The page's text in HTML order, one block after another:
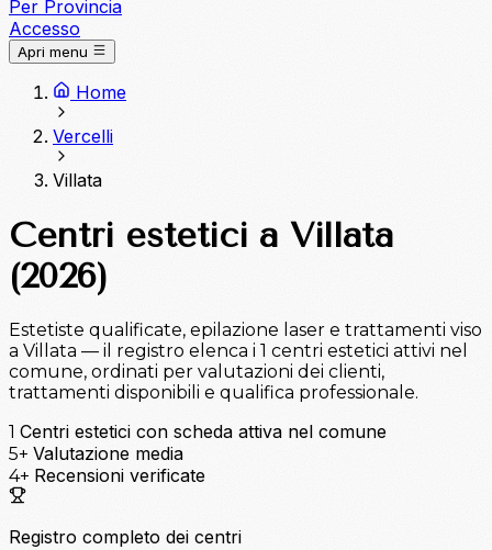
Per Provincia
Accesso
Apri menu
Home
Vercelli
Villata
Centri estetici a Villata
(2026)
Estetiste qualificate, epilazione laser e trattamenti viso
a Villata — il registro elenca i 1 centri estetici attivi nel
comune, ordinati per valutazioni dei clienti,
trattamenti disponibili e qualifica professionale.
1 Centri estetici con scheda attiva nel comune
5+ Valutazione media
4+ Recensioni verificate
Registro completo dei centri